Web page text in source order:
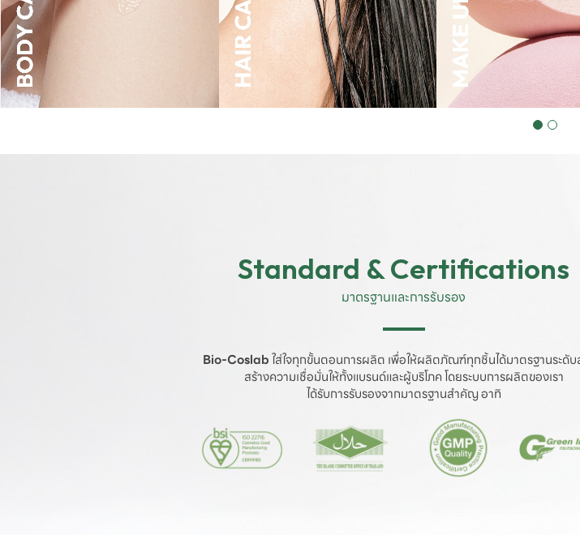
Standard & Certifications
มาตรฐานและการรับรอง
Bio-Coslab ใส่ใจทุกขั้นตอนการผลิต เพื่อให้ผลิตภัณฑ์ทุกชิ้นได้มาตรฐานระดั
สร้างความเชื่อมั่นให้ทั้งแบรนด์และผู้บริโภค โดยระบบการผลิตของเรา
ได้รับการรับรองจากมาตรฐานสำคัญ อาทิ